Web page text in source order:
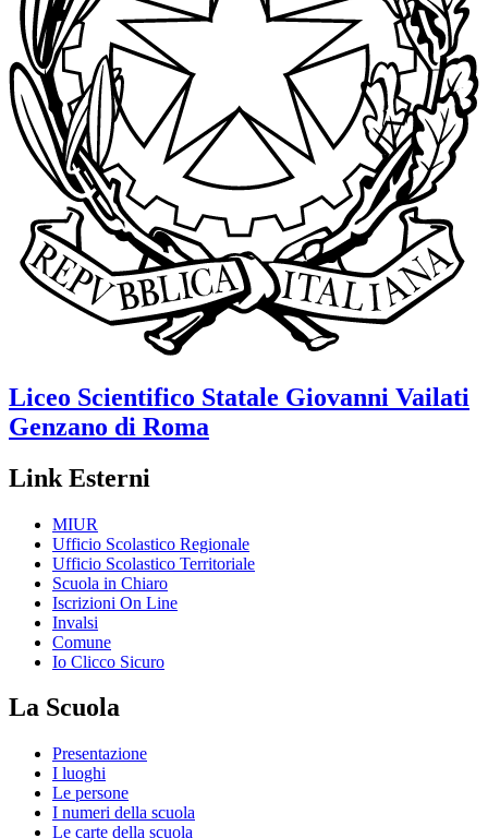
Liceo Scientifico Statale Giovanni Vailati
Genzano di Roma
Link Esterni
MIUR
Ufficio Scolastico Regionale
Ufficio Scolastico Territoriale
Scuola in Chiaro
Iscrizioni On Line
Invalsi
Comune
Io Clicco Sicuro
La Scuola
Presentazione
I luoghi
Le persone
I numeri della scuola
Le carte della scuola